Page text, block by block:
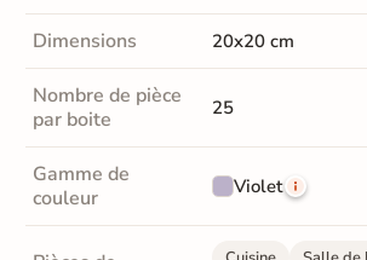
Dimensions 20x20 cm
Nombre de pièce
par boite
25
Gamme de
couleur
Violet